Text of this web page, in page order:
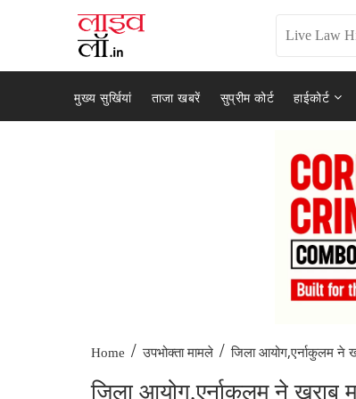
मुख्य सुर्खियां ताजा खबरें सुप्रीम कोर्ट हाईकोर्ट
Home / उपभोक्ता मामले / जिला आयोग,एर्नाकुलम ने
जिला आयोग,एर्नाकुलम ने खराब